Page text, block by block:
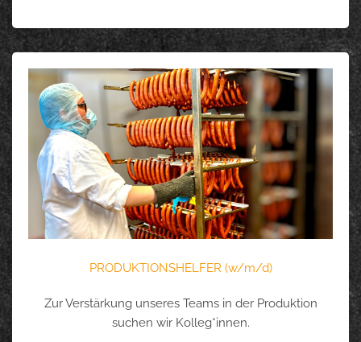
PRODUKTIONSHELFER (w/m/d)
Zur Verstärkung unseres Teams in der Produktion
suchen wir Kolleg*innen.